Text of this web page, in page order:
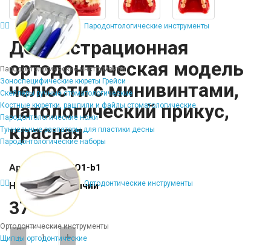
Пародонтологические инструменты
Пародонтологические инструменты
Зоноспецифические кюреты Грейси
Скейлеры ручные стоматологические
Костные кюретки, рашпили и файлы стоматологические
Пародонтологические ножи
Туннельные распаторы для пластики десны
Пародонтологические наборы
Ортодонтические инструменты
Ортодонтические инструменты
Щипцы ортодонтические
Демонстрационная
ортодонтическая модель
челюсти с минивинтами,
патологический прикус,
красная
Артикул:
DE-MO1-b1
Наличие:В наличии
3744 ₽
- +